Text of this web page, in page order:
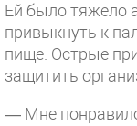
Ей было тяжело
привыкнуть к
пище. Острые
защитить
— Мне